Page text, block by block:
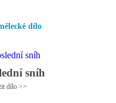
dílo
sníh
dílo >>